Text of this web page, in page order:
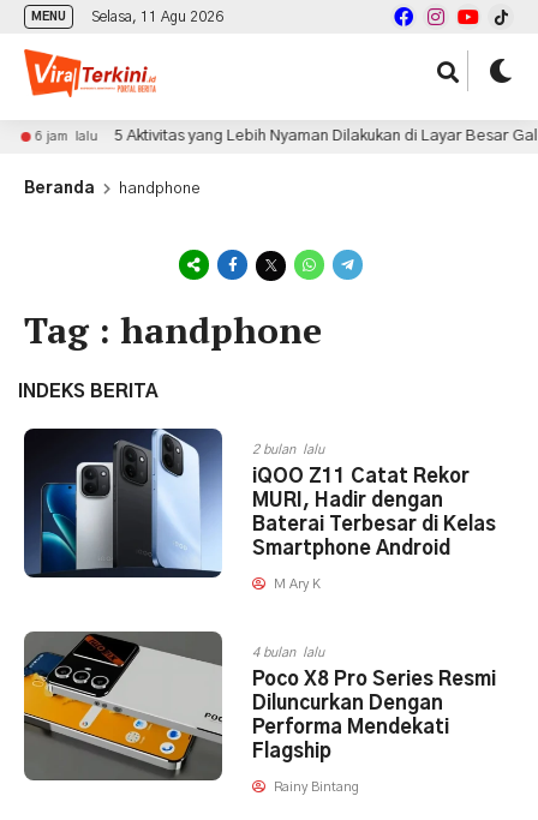
MENU Selasa, 11 Agu 2026
6 jam lalu 5 Aktivitas yang Lebih Nyaman Dilakukan di Layar Besar Galaxy
Beranda handphone
Tag : handphone
INDEKS BERITA
2 bulan lalu
iQOO Z11 Catat Rekor
MURI, Hadir dengan
Baterai Terbesar di Kelas
Smartphone Android
M Ary K
4 bulan lalu
Poco X8 Pro Series Resmi
Diluncurkan Dengan
Performa Mendekati
Flagship
Rainy Bintang